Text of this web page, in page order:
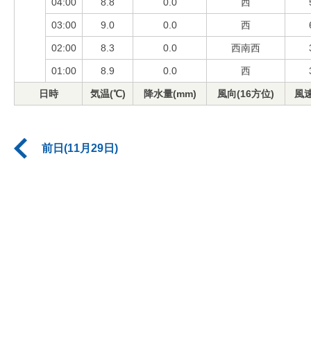
03:00 9.0 0.0 西
02:00 8.3 0.0 西南西
01:00 8.9 0.0 西
日時 気温(℃) 降水量(mm) 風向(16方位) 風
前日(11月29日)